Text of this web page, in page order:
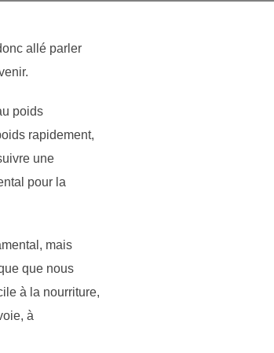
allé parler
poids
rapidement,
une
pour la
mais
que nous
à la nourriture,
à